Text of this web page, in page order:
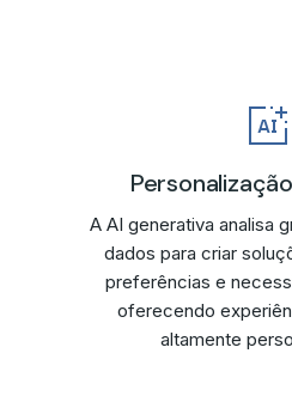
A AI generativa analisa
dados para criar
preferências e
oferecendo
altamente